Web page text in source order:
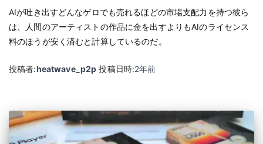
AIが吐き出すどんなゲロでも売れるほどの市場支配力を持つ彼ら
は、人間のアーティストの作品に金を出すよりもAIのライセンス
料のほうが安く済むと計算しているのだ。
投稿者:heatwave_p2p 投稿日時:2年前